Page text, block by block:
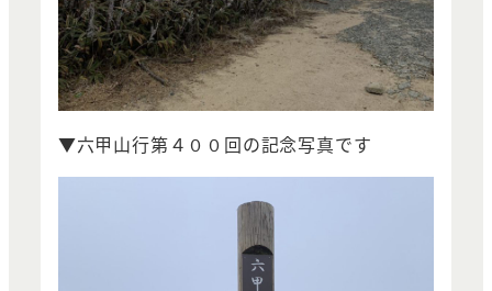
▼六甲山行第４００回の記念写真です